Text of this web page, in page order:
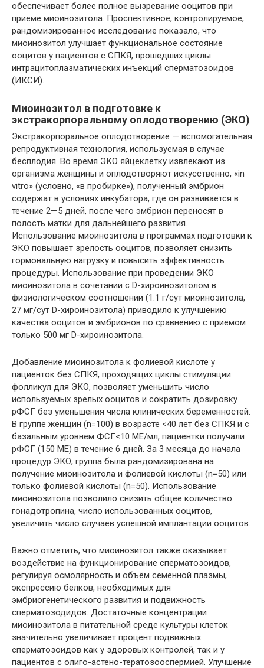
обеспечивает более полное вызревание ооцитов при
приеме миоинозитола. Проспективное, контролируемое,
рандомизированное исследование показало, что
миоинозитол улучшает функциональное состояние
ооцитов у пациентов с СПКЯ, прошедших циклы
интрацитоплазматических инъекций сперматозоидов
(ИКСИ).
Миоинозитол в подготовке к
экстракорпоральному оплодотворению (ЭКО)
Экстракорпоральное оплодотворение — вспомогательная
репродуктивная технология, используемая в случае
бесплодия. Во время ЭКО яйцеклетку извлекают из
организма женщины и оплодотворяют искусственно, «in
vitro» (условно, «в пробирке»), полученный эмбрион
содержат в условиях инкубатора, где он развивается в
течение 2—5 дней, после чего эмбрион переносят в
полость матки для дальнейшего развития.
Использование миоинозитола в программах подготовки к
ЭКО повышает зрелость ооцитов, позволяет снизить
гормональную нагрузку и повысить эффективность
процедуры. Использование при проведении ЭКО
миоинозитола в сочетании с D-хироинозитолом в
физиологическом соотношении (1.1 г/сут миоинозитола,
27 мг/сут D-хироинозитола) приводило к улучшению
качества ооцитов и эмбрионов по сравнению с приемом
только 500 мг D-хироинозитола.
Добавление миоинозитола к фолиевой кислоте у
пациенток без СПКЯ, проходящих циклы стимуляции
фолликул для ЭКО, позволяет уменьшить число
используемых зрелых ооцитов и сократить дозировку
рФСГ без уменьшения числа клинических беременностей.
В группе женщин (n=100) в возрасте <40 лет без СПКЯ и с
базальным уровнем ФСГ<10 МЕ/мл, пациентки получали
рФСГ (150 МЕ) в течение 6 дней. За 3 месяца до начала
процедур ЭКО, группа была рандомизирована на
получение миоинозитола и фолиевой кислоты (n=50) или
только фолиевой кислоты (n=50). Использование
миоинозитола позволило снизить общее количество
гонадотропина, число использованных ооцитов,
увеличить число случаев успешной имплантации ооцитов.
Важно отметить, что миоинозитол также оказывает
воздействие на функционирование сперматозоидов,
регулируя осмолярность и объём семенной плазмы,
экспрессию белков, необходимых для
эмбриогенетического развития и подвижность
сперматозодидов. Достаточные концентрации
миоинозитола в питательной среде культуры клеток
значительно увеличивает процент подвижных
сперматозоидов как у здоровых контролей, так и у
пациентов с олиго-астено-тератозооспермией. Улучшение